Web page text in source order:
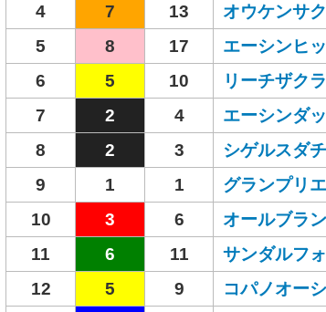
4
7 13 オウケンサ
5
8 17 エーシンヒ
6
5 10 リーチザク
7
2 4 エーシンダ
8
2 3 シゲルスダチ
9
1 1 グランプリ
10
3 6 オールブラ
11
6 11 サンダルフ
12
5 9 コパノオー